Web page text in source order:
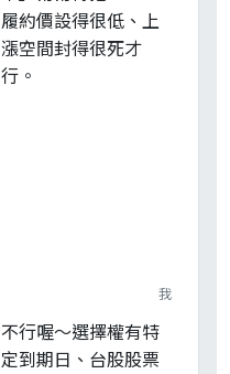
履約價設得很低、上
漲空間封得很死才
行。
我
不行喔～選擇權有特
定到期日、台股股票